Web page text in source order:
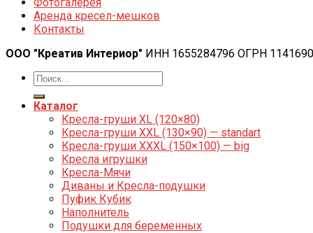
Аренда кресел-мешков
Контакты
ООО "Креатив Интериор" ИНН 1655284796 ОГРН
Каталог
Кресла-груши XL (120×80)
Кресла-груши XXL (130×90) — standart
Кресла-груши XXXL (150×100) — big
Кресла игрушки
Кресла-Мячи
Диваны и Кресла-подушки
Пуфик Кубик
Наполнитель
Подушки для беременных